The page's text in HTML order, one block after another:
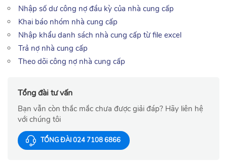
Nhập số dư công nợ đầu kỳ của nhà cung cấp
Khai báo nhóm nhà cung cấp
Nhập khẩu danh sách nhà cung cấp từ file excel
Trả nợ nhà cung cấp
Theo dõi công nợ nhà cung cấp
Tổng đài tư vấn
Bạn vẫn còn thắc mắc chưa được giải đáp? Hãy liên hệ
với chúng tôi
TỔNG ĐÀI 024 7108 6866